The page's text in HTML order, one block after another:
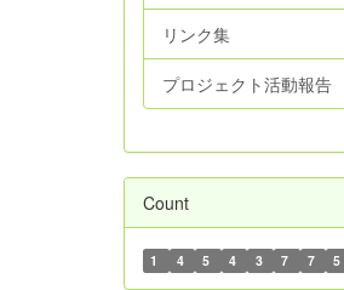
リンク集
プロジェクト活動報告
Count
1 4 5 4 3 7 7 5